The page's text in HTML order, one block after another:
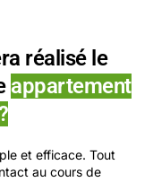
réalisé le
appartement
et efficace. Tout
au cours de